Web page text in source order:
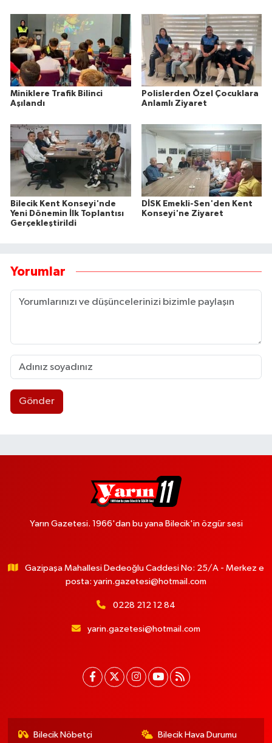
Miniklere Trafik Bilinci
Aşılandı
Polislerden Özel Çocuklara
Anlamlı Ziyaret
Bilecik Kent Konseyi'nde
Yeni Dönemin İlk Toplantısı
Gerçekleştirildi
DİSK Emekli-Sen'den Kent
Konseyi'ne Ziyaret
Yorumlar
Gönder
Yarın Gazetesi. 1966'dan bu yana Bilecik'in özgür sesi
Gazipaşa Mahallesi Dedeoğlu Caddesi No: 25/A - Merkez e
posta: yarin.gazetesi@hotmail.com
0228 212 12 84
yarin.gazetesi@hotmail.com
Bilecik Nöbetçi Bilecik Hava Durumu